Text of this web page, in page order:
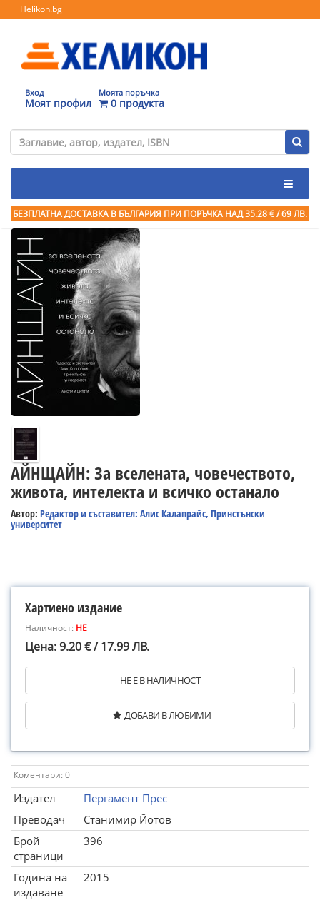
Helikon.bg
Вход
Моят профил
Моята поръчка
0 продукта
БЕЗПЛАТНА ДОСТАВКА В БЪЛГАРИЯ ПРИ ПОРЪЧКА НАД 35.28 € / 69 ЛВ.
АЙНЩАЙН: За вселената, човечеството,
живота, интелекта и всичко останало
Автор: Редактор и съставител: Алис Калапрайс, Принстънски
университет
Хартиено издание
Наличност: НЕ
Цена: 9.20 € / 17.99 ЛВ.
НЕ Е В НАЛИЧНОСТ
ДОБАВИ В ЛЮБИМИ
Коментари: 0
Издател
Пергамент Прес
Преводач
Станимир Йотов
Брой
страници
396
Година на
издаване
2015